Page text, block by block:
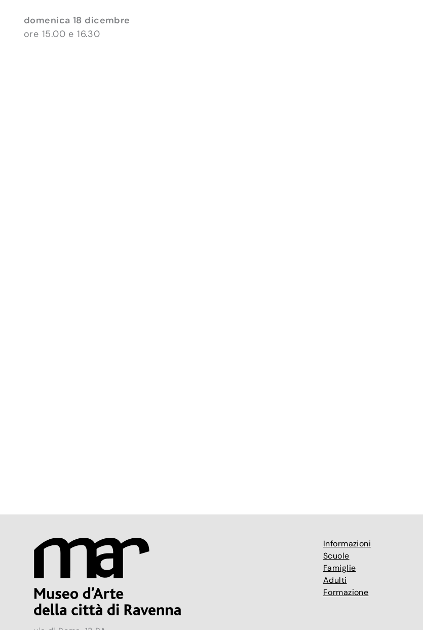
domenica 18 dicembre
ore 15.00 e 16.30
Informazioni
Scuole
Famiglie
Adulti
Formazione